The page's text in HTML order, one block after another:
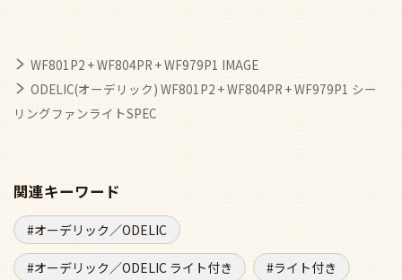
WF801P2 + WF804PR + WF979P1 IMAGE
ODELIC(オーデリック) WF801P2 + WF804PR + WF979P1 シー
リングファンライトSPEC
関連キーワード
オーデリック／ODELIC
オーデリック／ODELIC ライト付き ライト付き